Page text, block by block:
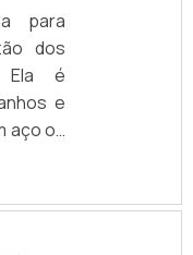
para
dos
Ela é
e
aço ou
mais
que
o fluxo,